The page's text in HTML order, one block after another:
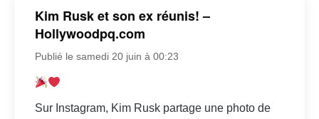
Kim Rusk et son ex réunis! –
Hollywoodpq.com
Publié le samedi 20 juin à 00:23
Sur Instagram, Kim Rusk partage une photo de